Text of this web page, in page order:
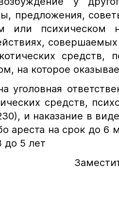
предложения,
или психическом
средств,
на которое
уголовная
средств,
и наказание в
ареста на срок до 6
до 5 лет